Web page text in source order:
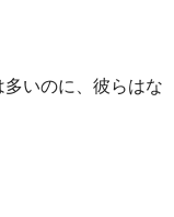
いのに、彼らはな